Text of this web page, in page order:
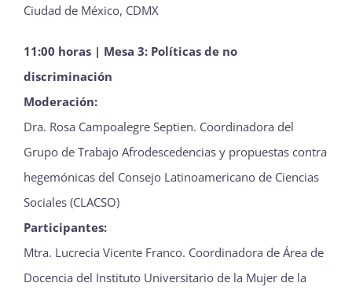
Ciudad de México, CDMX
11:00 horas | Mesa 3: Políticas de no
discriminación
Moderación:
Dra. Rosa Campoalegre Septien. Coordinadora del
Grupo de Trabajo Afrodescedencias y propuestas contra
hegemónicas del Consejo Latinoamericano de Ciencias
Sociales (CLACSO)
Participantes:
Mtra. Lucrecia Vicente Franco. Coordinadora de Área de
Docencia del Instituto Universitario de la Mujer de la